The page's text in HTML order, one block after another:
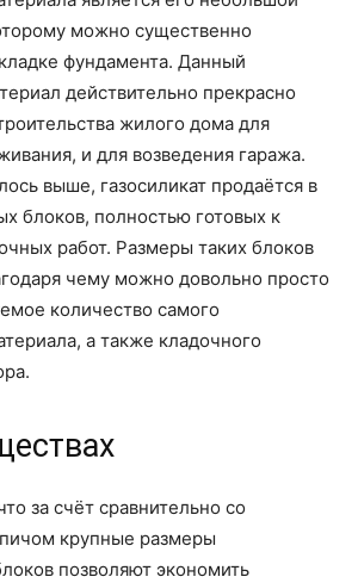
можно существенно
фундамента. Данный
действительно прекрасно
жилого дома для
и для возведения гаража.
выше, газосиликат продаётся в
блоков, полностью готовых к
работ. Размеры таких блоков
чему можно довольно просто
количество самого
а также кладочного
за счёт сравнительно со
крупные размеры
позволяют экономить